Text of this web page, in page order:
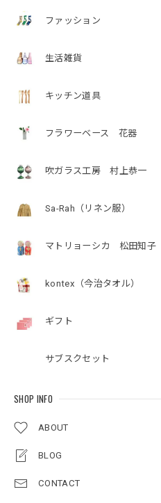
ファッション
生活雑貨
キッチン道具
フラワーベース 花器
吹ガラス工房 村上恭一
Sa-Rah（リネン服）
マトリョーシカ 松田知子
kontex（今治タオル）
ギフト
サブスクセット
SHOP INFO
ABOUT
BLOG
CONTACT